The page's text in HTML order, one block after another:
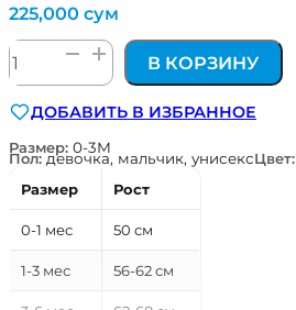
225,000 сум
Количество
товара
слип
в
комплекте
чепчиком
слюнявчиком
В КОРЗИНУ
ДОБАВИТЬ В ИЗБРАННОЕ
Размер: 0-3М
Пол:девочка, мальчик, унисексЦвет:
Размер
Рост
0-1 мес 50 см
1-3 мес 56-62 см